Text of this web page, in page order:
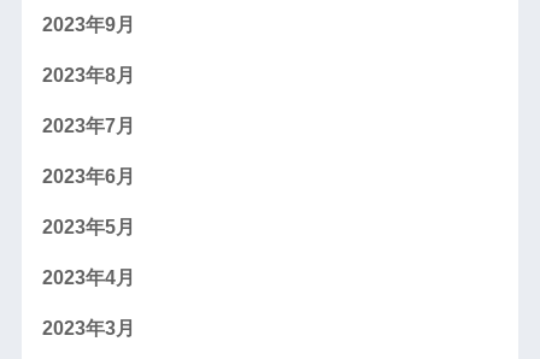
2023年9月
2023年8月
2023年7月
2023年6月
2023年5月
2023年4月
2023年3月